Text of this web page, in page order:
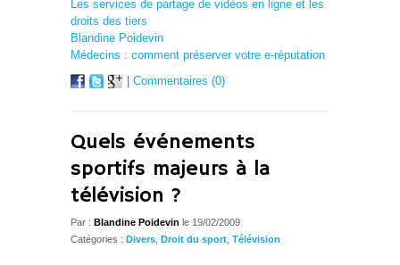
Les services de partage de vidéos en ligne et les
droits des tiers
Blandine Poidevin
Médecins : comment préserver votre e-réputation
Commentaires (0)
Quels événements
sportifs majeurs à la
télévision ?
Par : Blandine Poidevin le 19/02/2009
Catégories : Divers Droit du sport Télévision